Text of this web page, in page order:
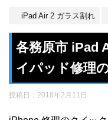
iPad Air 2 ガラス割れ
各務原市 iPad
イパッド修理
投稿日： 2018年2月11日